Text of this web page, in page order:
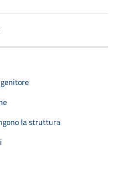
la struttura